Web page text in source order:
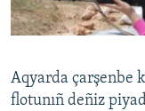
Русский
Українською
QOŞULIÑIZ!
Aqyarda çarşenbe
flotunıñ deñiz